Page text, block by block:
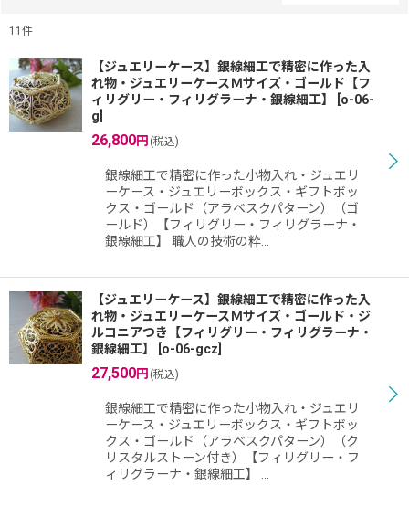
表示数:
並び順
絞り込む
11 件
【ジュエリーケース】銀線細工で精密に作った入
れ物・ジュエリーケースＭサイズ・ゴールド【フ
ィリグリー・フィリグラーナ・銀線細工】
o-06-
g
26,800円 (税込)
銀線細工で精密に作った小物入れ・ジュエリ
ーケース・ジュエリーボックス・ギフトボッ
クス・ゴールド（アラベスクパターン）（ゴ
ールド）【フィリグリー・フィリグラーナ・
銀線細工】 職人の技術の粋…
【ジュエリーケース】銀線細工で精密に作った入
れ物・ジュエリーケースＭサイズ・ゴールド・ジ
ルコニアつき【フィリグリー・フィリグラーナ・
銀線細工】
o-06-gcz
27,500円 (税込)
銀線細工で精密に作った小物入れ・ジュエリ
ーケース・ジュエリーボックス・ギフトボッ
クス・ゴールド（アラベスクパターン）（ク
リスタルストーン付き）【フィリグリー・フ
ィリグラーナ・銀線細工】 …